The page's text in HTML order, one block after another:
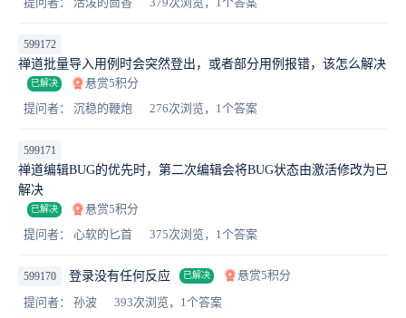
599172
禅道批量导入用例时会突然登出，或者部分用例报错，该怎么解决
已解决
悬赏5积分
提问者： 沉稳的鞭炮
276次浏览，1个答案
599171
禅道编辑BUG的优先时，第二次编辑会将BUG状态由激活修改为已
解决
已解决
悬赏5积分
提问者： 心软的匕首
375次浏览，1个答案
599170 登录没有任何反应 已解决
悬赏5积分
提问者： 孙波
393次浏览，1个答案